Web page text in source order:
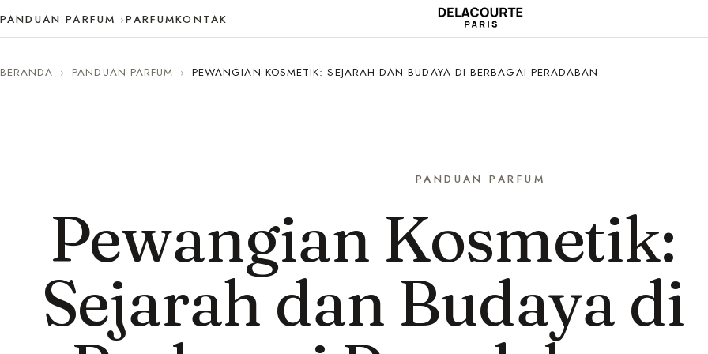
PANDUAN PARFUM PARFUMKONTAK
BERANDA › PANDUAN PARFUM › PEWANGIAN KOSMETIK: SEJARAH DAN BUDAYA DI BERBAGAI PERADABAN
PANDUAN PARFUM
Pewangian Kosmetik:
Sejarah dan Budaya di